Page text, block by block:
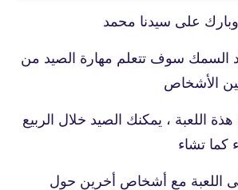
على سيدنا محمد
السمك سوف تتعلم مهارة الصيد من
الأشخاص
اللعبة ، يمكنك الصيد خلال الربيع
كما تشاء
اللعبة مع أشخاص أخرين حول